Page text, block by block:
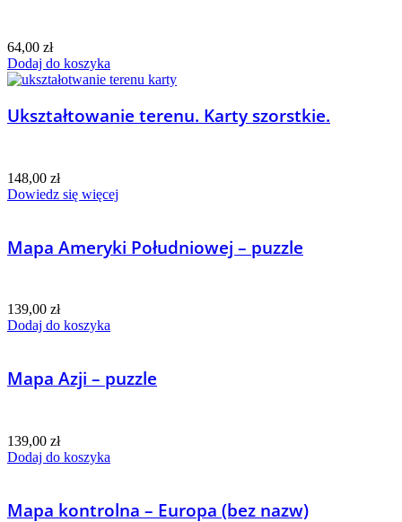
64,00 zł
Dodaj do koszyka
Ukształtowanie terenu. Karty szorstkie.
148,00 zł
Dowiedz się więcej
Mapa Ameryki Południowej – puzzle
139,00 zł
Dodaj do koszyka
Mapa Azji – puzzle
139,00 zł
Dodaj do koszyka
Mapa kontrolna – Europa (bez nazw)